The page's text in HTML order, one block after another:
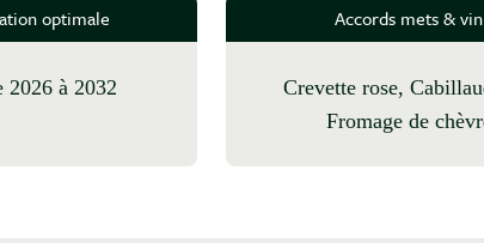
optimale
2026 à 2032
Accords mets & vin
Crevette rose, Cabillaud rôti,
Fromage de